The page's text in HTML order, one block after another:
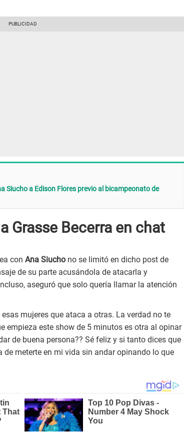
Siucho a Edison Flores previo al bicampeonato de
Grasse Becerra en chat
con Ana Siucho no se limitó en dicho post de
de su parte acusándola de atacarla y
aseguró que solo quería llamar la atención
mujeres que ataca a otras. La verdad no te
empieza este show de 5 minutos es otra al opinar
de buena persona?? Sé feliz y si tanto dices que
meterte en mi vida sin andar opinando lo que